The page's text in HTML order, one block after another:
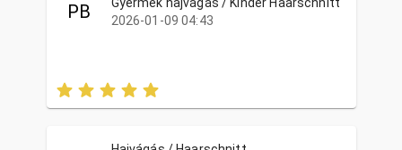
PB
2026-01-09 04:43